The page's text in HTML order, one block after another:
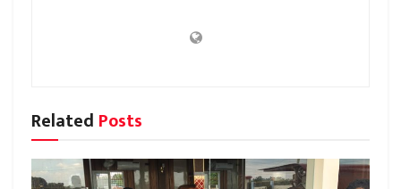
Related Posts